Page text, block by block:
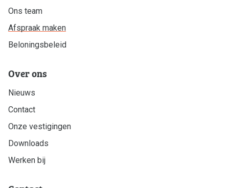
Ons team
Afspraak maken
Beloningsbeleid
Over ons
Nieuws
Contact
Onze vestigingen
Downloads
Werken bij